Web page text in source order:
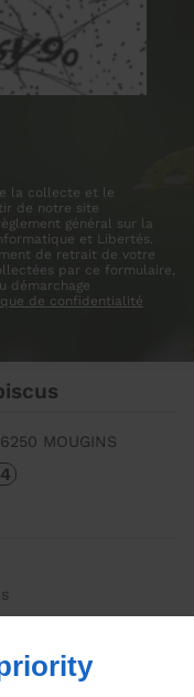
la collecte et le
de notre site
général sur la
et Libertés.
de retrait de votre
par ce formulaire,
démarchage
de confidentialité
MOUGINS